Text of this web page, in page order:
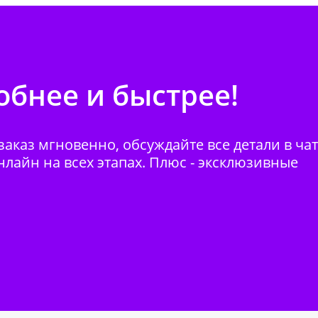
и быстрее!
мгновенно, обсуждайте все детали в
на всех этапах. Плюс - эксклюзивные